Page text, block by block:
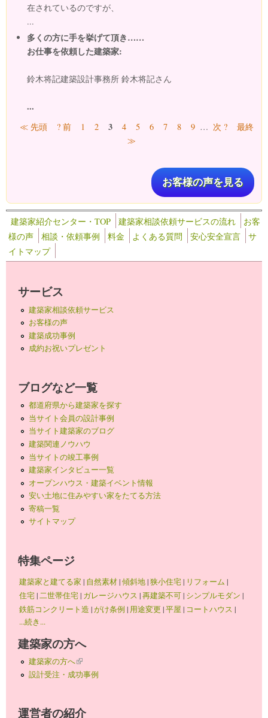
在されているのですが、
...
多くの方に手を挙げて頂き……
お仕事を依頼した建築家:
鈴木将記建築設計事務所 鈴木将記さん
...
ページ
≪ 先頭 ? 前 1 2 3 4 5 6 7 8 9 … 次 ?
最終
≫
お客様の声を見る
建築家紹介センター・TOP 建築家相談依頼サービスの流れ
お客
様の声
相談・依頼事例 料金 よくある質問 安心安全宣言
サ
イトマップ
サービス
建築家相談依頼サービス
お客様の声
建築成功事例
成約お祝いプレゼント
ブログなど一覧
都道府県から建築家を探す
当サイト会員の設計事例
当サイト建築家のブログ
建築関連ノウハウ
当サイトの竣工事例
建築家インタビュー一覧
オープンハウス・建築イベント情報
安い土地に住みやすい家をたてる方法
寄稿一覧
サイトマップ
特集ページ
建築家と建てる家 | 自然素材|傾斜地|狭小住宅| リフォーム |
住宅|二世帯住宅| ガレージハウス |再建築不可| シンプルモダン |
鉄筋コンクリート造 |がけ条例 | 用途変更 |平屋 | コートハウス |
...続き...
建築家の方へ
建築家の方へ(link is external)
設計受注・成功事例
運営者の紹介